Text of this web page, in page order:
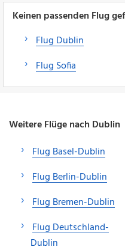
Keinen passenden Flug
Flug Dublin
Flug Sofia
Weitere Flüge nach Dublin
Flug Basel-Dublin
Flug Berlin-Dublin
Flug Bremen-Dublin
Flug Deutschland-
Dublin